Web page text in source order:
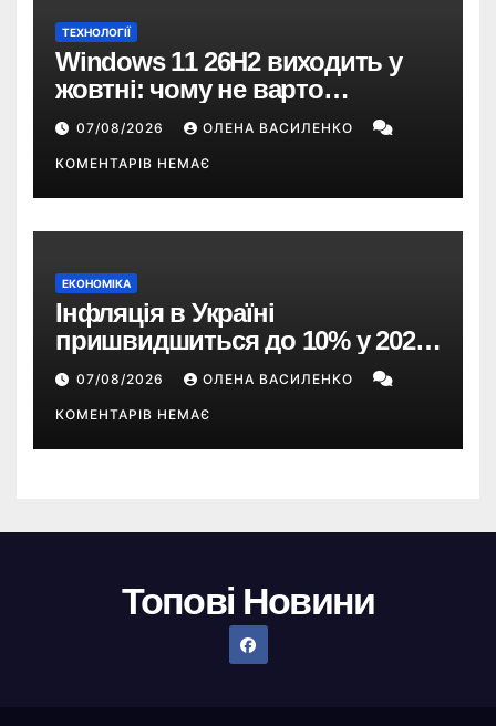
ТЕХНОЛОГІЇ
Windows 11 26H2 виходить у
жовтні: чому не варто
пропускати це оновлення
07/08/2026 ОЛЕНА ВАСИЛЕНКО
КОМЕНТАРІВ НЕМАЄ
ЕКОНОМІКА
Інфляція в Україні
пришвидшиться до 10% у 2026
році — прогноз НБУ
07/08/2026 ОЛЕНА ВАСИЛЕНКО
КОМЕНТАРІВ НЕМАЄ
Топові Новини